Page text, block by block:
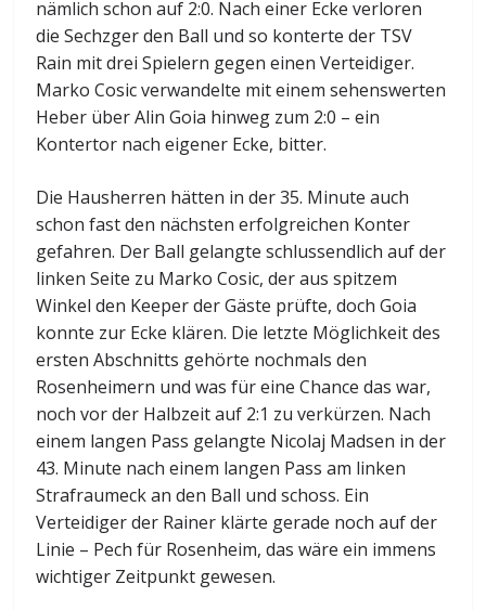
nämlich schon auf 2:0. Nach einer Ecke verloren
die Sechzger den Ball und so konterte der TSV
Rain mit drei Spielern gegen einen Verteidiger.
Marko Cosic verwandelte mit einem sehenswerten
Heber über Alin Goia hinweg zum 2:0 – ein
Kontertor nach eigener Ecke, bitter.
Die Hausherren hätten in der 35. Minute auch
schon fast den nächsten erfolgreichen Konter
gefahren. Der Ball gelangte schlussendlich auf der
linken Seite zu Marko Cosic, der aus spitzem
Winkel den Keeper der Gäste prüfte, doch Goia
konnte zur Ecke klären. Die letzte Möglichkeit des
ersten Abschnitts gehörte nochmals den
Rosenheimern und was für eine Chance das war,
noch vor der Halbzeit auf 2:1 zu verkürzen. Nach
einem langen Pass gelangte Nicolaj Madsen in der
43. Minute nach einem langen Pass am linken
Strafraumeck an den Ball und schoss. Ein
Verteidiger der Rainer klärte gerade noch auf der
Linie – Pech für Rosenheim, das wäre ein immens
wichtiger Zeitpunkt gewesen.